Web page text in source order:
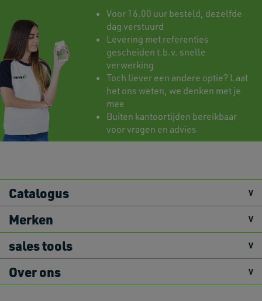
Voor 16.00 uur besteld, dezelfde
dag verstuurd
Levering met referenties
gescheiden t.b.v. snelle
verwerking
Toch liever een andere optie? Laat
het ons weten, we denken met je
mee
Buiten kantoortijden bereikbaar
voor vragen en advies
Catalogus
Merken
sales tools
Over ons